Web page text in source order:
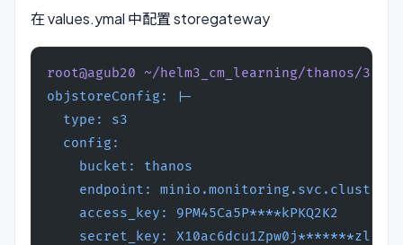
在 values.ymal 中配置 storegateway
root@agub20 ~/helm3_cm_learning/thanos/
objstoreConfig: |-
  type: s3
  config:
    bucket: thanos
endpoint:
    access_key: 9PM45Ca5P****kPKQ2K2
secret_key: